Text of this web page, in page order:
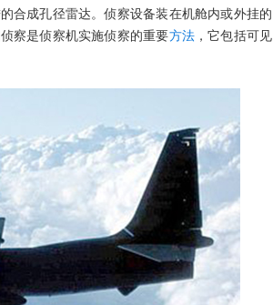
合成孔径雷达。侦察设备装在机舱内或外挂的
察是侦察机实施侦察的重要方法 ，它包括可见